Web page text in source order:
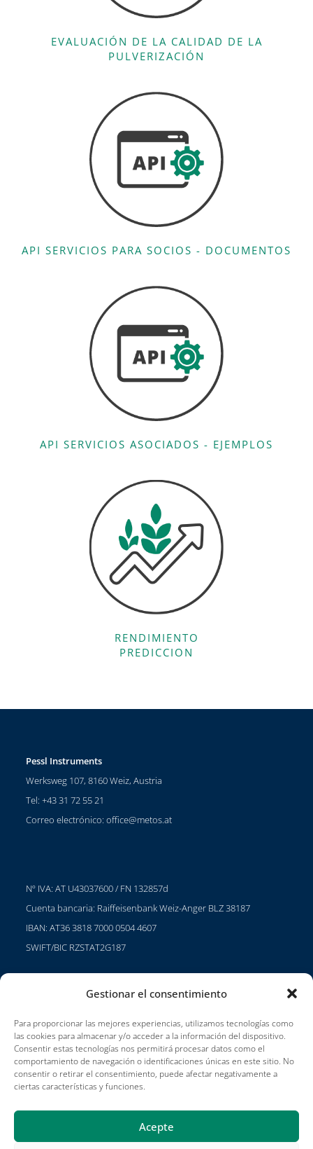
Gestionar el consentimiento
Para proporcionar las mejores experiencias, utilizamos tecnologías como
las cookies para almacenar y/o acceder a la información del dispositivo.
Consentir estas tecnologías nos permitirá procesar datos como el
comportamiento de navegación o identificaciones únicas en este sitio. No
consentir o retirar el consentimiento, puede afectar negativamente a
ciertas características y funciones.
Acepte
EVALUACIÓN DE LA CALIDAD DE LA
PULVERIZACIÓN
API SERVICIOS PARA SOCIOS - DOCUMENTOS
API SERVICIOS ASOCIADOS - EJEMPLOS
RENDIMIENTO
PREDICCION
Pessl Instruments
Werksweg 107, 8160 Weiz, Austria
Tel: +43 31 72 55 21
Correo electrónico:office@metos.at
Nº IVA: AT U43037600 / FN 132857d
Cuenta bancaria: Raiffeisenbank Weiz-Anger BLZ 38187
IBAN: AT36 3818 7000 0504 4607
SWIFT/BIC RZSTAT2G187
Carreras profesionales
Condiciones de uso
Impressum